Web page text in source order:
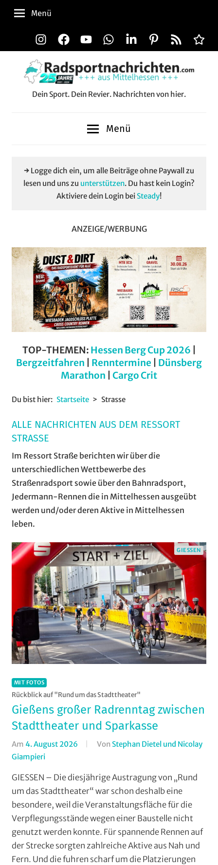
Zum
Inhalt
InstagramFacebookYouTubeWhatsAppLinkedInPinterest
RSS-
Feed
Alle
Menü
Dein Sport. Dein Revier. Nachrichten von hier.
Menü
→ Logge dich ein, um alle Beiträge ohne Paywall zu
lesen und uns zu unterstützen. Du hast kein Login?
Aktiviere dein Login bei Steady!
ANZEIGE/WERBUNG
TOP-THEMEN: Hessen Berg Cup 2026
Bergzeitfahren
Renntermine
Dünsberg
Marathon
Cargo Crit
Du bist hier: Startseite Strasse
ALLE NACHRICHTEN AUS DEM RESSORT
STRASSE
Im Ressort Straße berichten wir über die
unterschiedlichen Wettbewerbe des
Straßenradsport sowie über den Bahnradsport,
Jedermann-Rennen die in Mittelhessen ausgeübt
werden und/oder deren Aktive in Mittelhessen
leben.
GIESSEN
MIT FOTOS
Rückblick auf "Rund um das Stadttheater"
Gießens großer Radrenntag zwischen
Stadttheater und Sparkasse
Am 4. August 2026 Von Stephan Dietel und Nicolay
Giampieri
Top
News,
Gießen,
Jedermann,
Mit
Fotos,
GIESSEN – Die diesjährige Austragung von „Rund
um das Stadttheater“ war schon deshalb eine
besondere, weil die Veranstaltungsfläche für die
Verpflegungsstände wegen einer Baustelle nicht
genutzt werden konnte. Für spannende Rennen auf
der Strecke sorgten zahlreiche Aktive aus Nah und
Fern. Und die fuhren scharf um die Platzierungen